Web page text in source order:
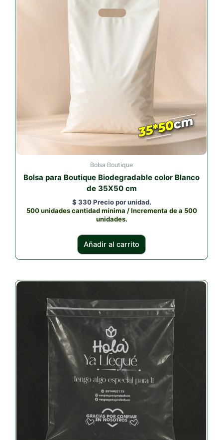
Bolsa Boutique
Bolsa para Boutique Biodegradable color Blanco
de 35X50 cm
$ 330 Precio por unidad.
500 unidades cantidad mínima / Incrementa de a 500
unidades.
Añadir al carrito